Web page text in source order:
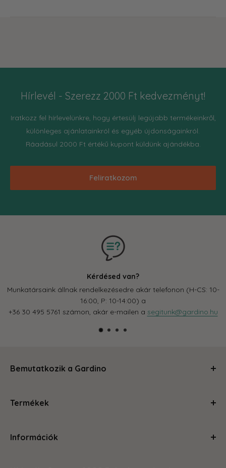
Hírlevél - Szerezz 2000 Ft kedvezményt!
Iratkozz fel hírlevelünkre, hogy értesülj legújabb termékeinkről,
különleges ajánlatainkról és egyéb újdonságainkról.
Ráadásul 2000 Ft értékű kupont küldünk ajándékba.
Feliratkozom
Kérdésed van?
állnak rendelkezésedre akár telefonon (H-CS: 10-
16:00, P: 10-14:00) a
30 495 5761 számon, akár e-mailen asegitunk@gardino.hu
Bemutatkozik a Gardino
Segítünk, hogy a szobád, balkonod, kerted olyan legyen,
megteszünk mindent, hogy a kertészkedés egyszerű és
Termékek
Kerti kiegészítők
Információk